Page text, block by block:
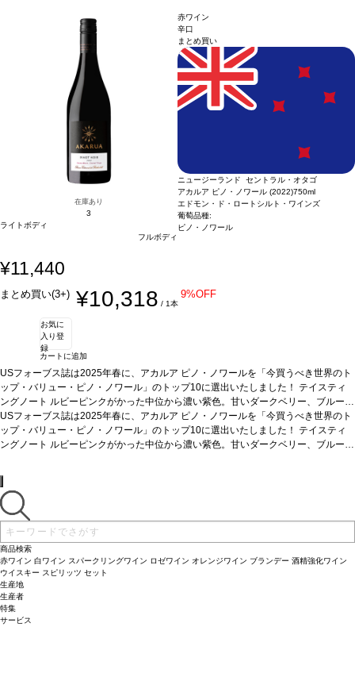
滑らかで上質なタンニンをたっぷりと感じ、プラムを含む長い余韻が続く。
ローストしたラム、キノコ料理、甘味や酸味のある野菜料理
SWNZ認証
在庫あり
3
ライトボディ
フルボディ
赤ワイン
辛口
まとめ買い
ニュージーランド セントラル・オタゴ
アカルア ピノ・ノワール (2022)750ml
エドモン・ド・ロートシルト・ワインズ
葡萄品種:
ピノ・ノワール
¥11,440
まとめ買い(3+) ¥10,318 / 1本
9%OFF
お気に
入り登
録
カートに追加
USフォーブス誌は2025年春に、アカルア ピノ・ノワールを「今買うべき世界のト
ップ・バリュー・ピノ・ノワール」のトップ10に選出いたしました！ テイスティ
ングノート ルビーピンクがかった中位から濃い紫色。甘いダークベリー、ブルーベ
リー、スパイス、キノコ、ほのかななめし革の芳醇なアロマを示す。フルボディな
味わいは、甘いダークチェリー、スパイス、ドライハーブ、スモーキーなオークを
伴う。凝縮していて鮮やかな酸味と滑らかで繊細なテクスチャーを持ち、非常に長
る野菜料理
ージが在庫切れの場合、在庫があり価格が同様の場合は自動的に次のヴィンテージ
に変更されます、ご了承ください。
USフォーブス誌は2025年春に、アカルア ピノ・ノワールを「今買うべき世界のト
ップ・バリュー・ピノ・ノワール」のトップ10に選出いたしました！ テイスティ
ングノート ルビーピンクがかった中位から濃い紫色。甘いダークベリー、ブルーベ
味わいは、甘いダークチェリー、スパイス、ドライハーブ、スモーキーなオークを
伴う。凝縮していて鮮やかな酸味と滑らかで繊細なテクスチャーを持ち、非常に長
いミネラルの後味が続く。
る野菜料理
ージが在庫切れの場合、在庫があり価格が同様の場合は自動的に次のヴィンテージ
に変更されます、ご了承ください。
商品検索
赤ワイン 白ワイン スパークリングワイン ロゼワイン オレンジワイン ブランデー 酒精強化ワイン
ウイスキー スピリッツ セット
生産地
生産者
特集
サービス